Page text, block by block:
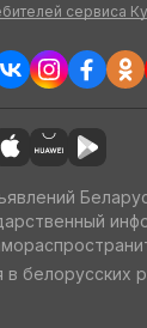
сервиса
белорусских